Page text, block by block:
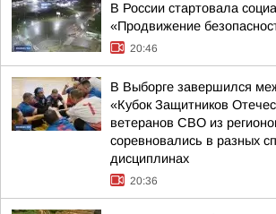
В России стартовала
«Продвижение
20:46
В Выборге завершился
«Кубок Защитников
ветеранов СВО из
соревновались в разных
дисциплинах
20:36